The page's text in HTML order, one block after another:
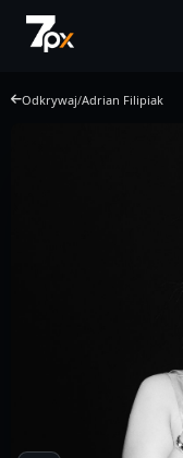
Odkrywaj/Adrian Filipiak